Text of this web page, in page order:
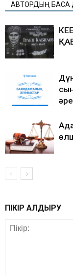
АВТОРДЫҢ
ПІКІР ҚАЛДЫРУ